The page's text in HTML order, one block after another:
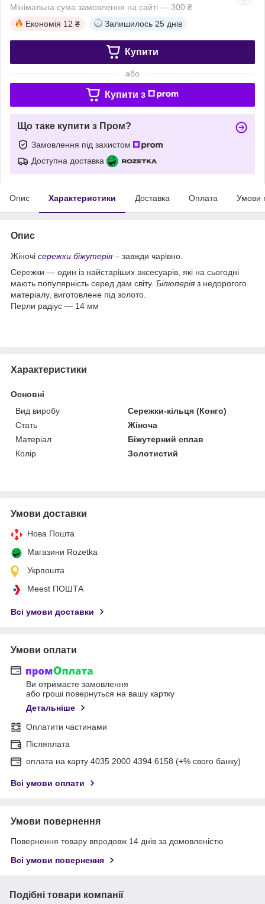
Мінімальна сума замовлення на сайті — 300 ₴
Економія 12 ₴ Залишилось 25 днів
Купити
або
Купити з
Що таке купити з Пром?
Замовлення під захистом
Доступна доставка
Опис Характеристики Доставка Оплата Умови
Опис
Жіночі сережки біжутерія– завжди чарівно.
Сережки — один із найстаріших аксесуарів, які на сьогодні
мають популярність серед дам світу. Білюперія з недорогого
матеріалу, виготовлене під золото.
Перли радіус — 14 мм
Характеристики
Основні
Вид виробу
Сережки-кільця (Конго)
Стать
Жіноча
Матеріал
Біжутерний сплав
Колір
Золотистий
Умови доставки
Нова Пошта
Магазини Rozetka
Укрпошта
Meest ПОШТА
Всі умови доставки
Умови оплати
Ви отримаєте замовлення
або гроші повернуться на вашу картку
Детальніше
Оплатити частинами
Післяплата
оплата на карту 4035 2000 4394 6158 (+% свого банку)
Всі умови оплати
Умови повернення
Повернення товару впродовж 14 днів за домовленістю
Всі умови повернення
Подібні товари компанії